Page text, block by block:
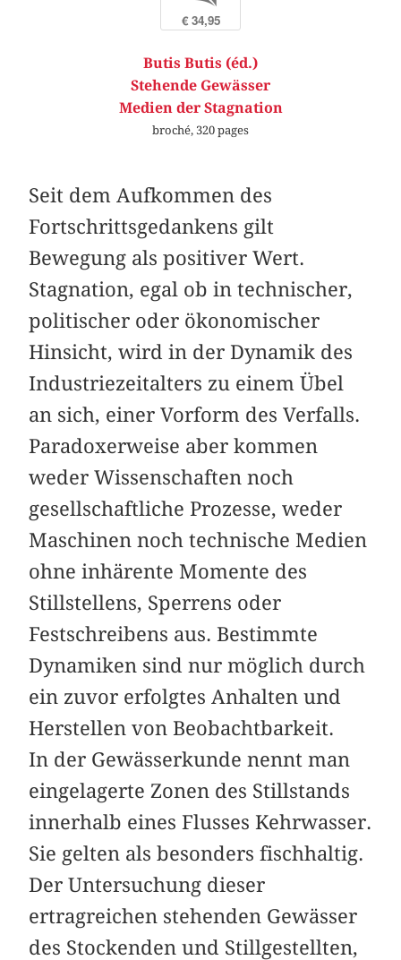
€ 34,95
Butis Butis (éd.)
Stehende Gewässer
Medien der Stagnation
broché, 320 pages
Seit dem Aufkommen des
Fortschrittsgedankens gilt
Bewegung als positiver Wert.
Stagnation, egal ob in technischer,
politischer oder ökonomischer
Hinsicht, wird in der Dynamik des
Industriezeitalters zu einem Übel
an sich, einer Vorform des Verfalls.
Paradoxerweise aber kommen
weder Wissenschaften noch
gesellschaftliche Prozesse, weder
Maschinen noch technische Medien
ohne inhärente Momente des
Stillstellens, Sperrens oder
Festschreibens aus. Bestimmte
Dynamiken sind nur möglich durch
ein zuvor erfolgtes Anhalten und
Herstellen von Beobachtbarkeit.
In der Gewässerkunde nennt man
eingelagerte Zonen des Stillstands
innerhalb eines Flusses Kehrwasser.
Sie gelten als besonders fischhaltig.
Der Untersuchung dieser
ertragreichen stehenden Gewässer
des Stockenden und Stillgestellten,